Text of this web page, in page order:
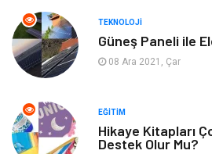
Hizmet
Tatil
Organizasyon
TEKNOLOJI
Güneş Paneli ile
08 Ara 2021, Çar
EĞITIM
Hikaye Kitapları
Destek Olur Mu?